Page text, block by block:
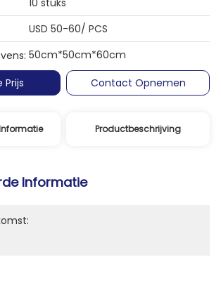
10 stuks
USD 50-60/ PCS
50cm*50cm*60cm
Prijs
Contact Opnemen
Productbeschrijving
Informatie